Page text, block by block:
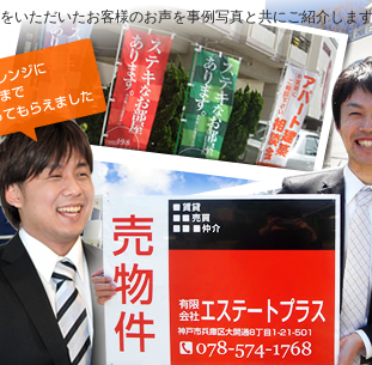
いただいたお客様のお声を事例写真と共にご紹介しま